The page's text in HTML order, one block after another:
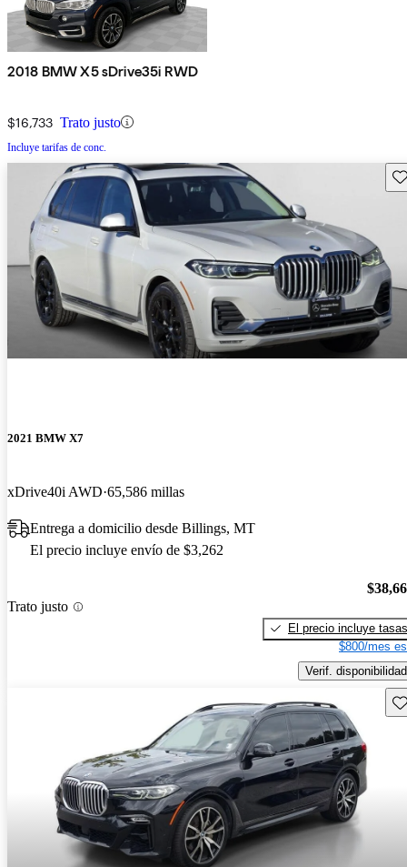
2018 BMW X5 sDrive35i RWD
$16,733 Trato justo
Incluye tarifas de conc.
2021 BMW X7
xDrive40i AWD 65,586 millas
Entrega a domicilio desde Billings, MT
El precio incluye envío de $3,262
Trato justo
El precio incluye tasas
$800/mes
Verif. disponibilidad